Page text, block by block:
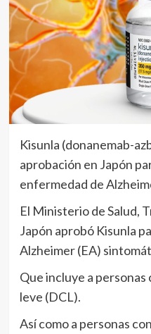
Kisunla (donanemab-
aprobación en Japón
enfermedad de
El Ministerio de Salud,
Japón aprobó Kisunla
Alzheimer (EA)
Que incluye a
leve (DCL).
Así como a personas